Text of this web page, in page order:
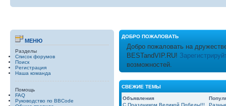
МЕНЮ
Разделы
Список форумов
Поиск
Регистрация
Наша команда
Помощь
FAQ
Руководство по BBCode
ДОБРО ПОЖАЛОВАТЬ
Добро пожаловать на
BESTandVIP.RU!
возможностей.
СВЕЖИЕ ТЕМЫ
Объявления
С Праздником Великой Победы!!!